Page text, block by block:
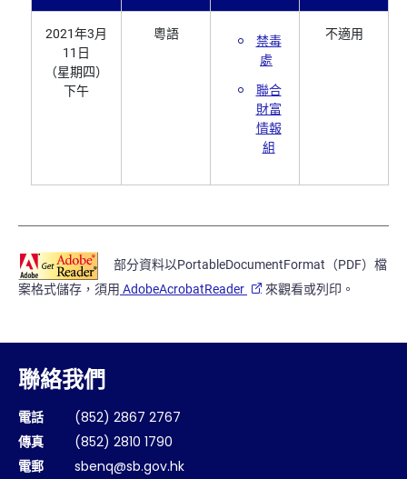
2021年3月
11日
（星期四）
下午
粵語
禁毒
處
聯合
財富
情報
組
不適用
部分資料以PortableDocumentFormat（PDF）檔
案格式儲存，須用 AdobeAcrobatReader 來觀看或列印。
聯絡我們
電話
(852) 2867 2767
傳真
(852) 2810 1790
電郵
sbenq@sb.gov.hk